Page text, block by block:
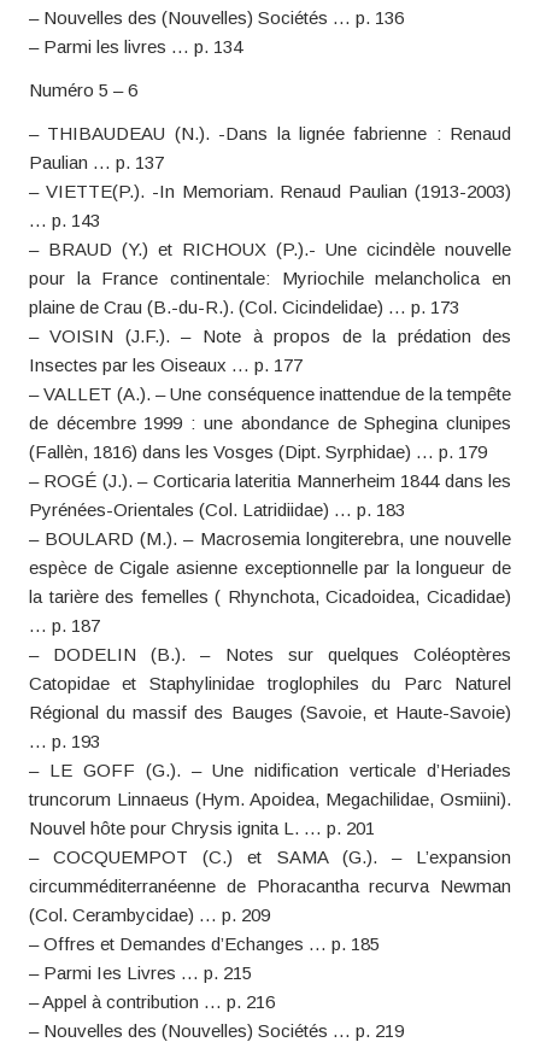
– Nouvelles des (Nouvelles) Sociétés … p. 136
– Parmi les livres … p. 134
Numéro 5 – 6
– THIBAUDEAU (N.). -Dans la lignée fabrienne : Renaud
Paulian … p. 137
– VIETTE(P.). -In Memoriam. Renaud Paulian (1913-2003)
… p. 143
– BRAUD (Y.) et RICHOUX (P.).- Une cicindèle nouvelle
pour la France continentale: Myriochile melancholica en
plaine de Crau (B.-du-R.). (Col. Cicindelidae) … p. 173
– VOISIN (J.F.). – Note à propos de la prédation des
Insectes par les Oiseaux … p. 177
– VALLET (A.). – Une conséquence inattendue de la tempête
de décembre 1999 : une abondance de Sphegina clunipes
(Fallèn, 1816) dans les Vosges (Dipt. Syrphidae) … p. 179
– ROGÉ (J.). – Corticaria lateritia Mannerheim 1844 dans les
Pyrénées-Orientales (Col. Latridiidae) … p. 183
– BOULARD (M.). – Macrosemia longiterebra, une nouvelle
espèce de Cigale asienne exceptionnelle par la longueur de
la tarière des femelles ( Rhynchota, Cicadoidea, Cicadidae)
… p. 187
– DODELIN (B.). – Notes sur quelques Coléoptères
Catopidae et Staphylinidae troglophiles du Parc Naturel
Régional du massif des Bauges (Savoie, et Haute-Savoie)
… p. 193
– LE GOFF (G.). – Une nidification verticale d’Heriades
truncorum Linnaeus (Hym. Apoidea, Megachilidae, Osmiini).
Nouvel hôte pour Chrysis ignita L. … p. 201
– COCQUEMPOT (C.) et SAMA (G.). – L’expansion
circumméditerranéenne de Phoracantha recurva Newman
(Col. Cerambycidae) … p. 209
– Offres et Demandes d’Echanges … p. 185
– Parmi Ies Livres … p. 215
– Appel à contribution … p. 216
– Nouvelles des (Nouvelles) Sociétés … p. 219